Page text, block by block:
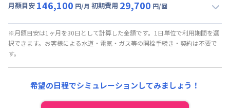
光熱費他 : 21,000円/月 (700円/日) (税抜)
月額目安 146,100 円/月 初期費用 29,700 円/回
月額賃料目安(30日利用)
賃料 : 123,000円/月 (4,100円/日)
光熱費他 :
※月額目安は1ヶ月を30日として計算した金額です。1日単位で利用期間を選
択できます。お客様による水道・電気・ガス等の開栓手続き・契約は不要で
す。
希望の日程でシミュレーションしてみましょう！